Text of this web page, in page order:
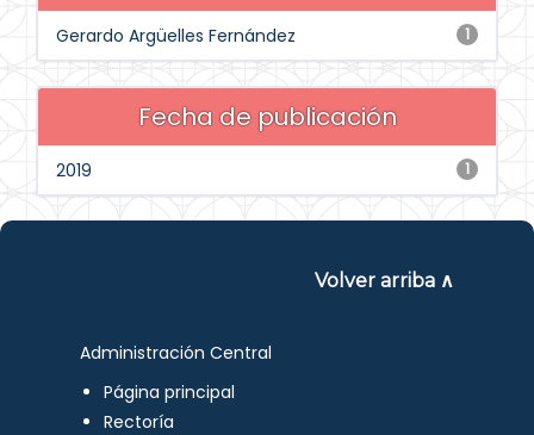
1
Gerardo Argüelles Fernández
Fecha de publicación
1
2019
Volver arriba ∧
Administración Central
Página principal
Rectoría